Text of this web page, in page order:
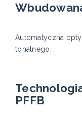
Automatyczna
tonalnego.
PFFB